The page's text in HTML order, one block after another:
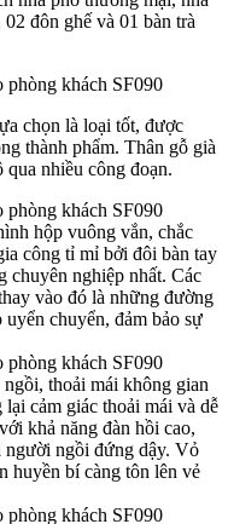
đôn ghế và 01 bàn trà
chọn là loại tốt, được
thành phẩm. Thân gỗ già
nhiều công đoạn.
hộp vuông vắn, chắc
công tỉ mỉ bởi đôi bàn tay
chuyên nghiệp nhất. Các
vào đó là những đường
chuyển, đảm bảo sự
thoải mái không gian
cảm giác thoải mái và dễ
khả năng đàn hồi cao,
người ngồi đứng dậy. Vỏ
huyền bí càng tôn lên vẻ